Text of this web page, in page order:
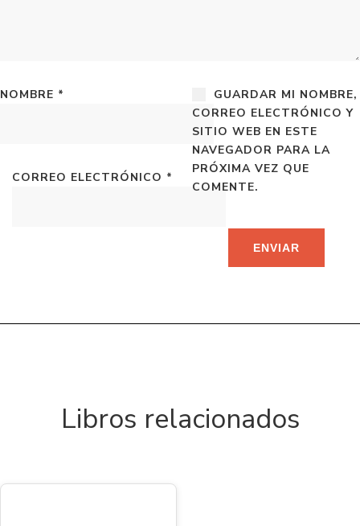
NOMBRE *
CORREO ELECTRÓNICO *
GUARDAR MI NOMBRE,
CORREO ELECTRÓNICO Y
SITIO WEB EN ESTE
NAVEGADOR PARA LA
PRÓXIMA VEZ QUE
COMENTE.
Libros relacionados